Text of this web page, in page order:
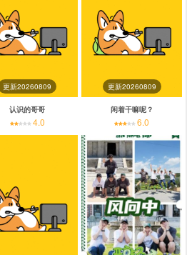
更新20260809
认识的哥哥
4.0
更新20260809
闲着干嘛呢？
6.0